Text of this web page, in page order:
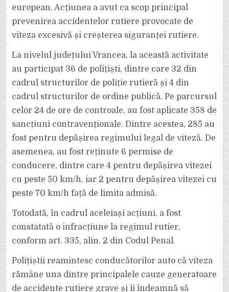
AU
RĂMAS
FĂRĂ
PERMIS.
european. Acțiunea a avut ca scop principal
prevenirea accidentelor rutiere provocate de
viteza excesivă și creșterea siguranței rutiere.
La nivelul județului Vrancea, la această activitate
au participat 36 de polițiști, dintre care 32 din
cadrul structurilor de poliție rutieră și 4 din
cadrul structurilor de ordine publică. Pe parcursul
celor 24 de ore de controale, au fost aplicate 358 de
sancțiuni contravenționale. Dintre acestea, 285 au
fost pentru depășirea regimului legal de viteză. De
asemenea, au fost reținute 6 permise de
conducere, dintre care 4 pentru depășirea vitezei
cu peste 50 km/h, iar 2 pentru depășirea vitezei cu
peste 70 km/h față de limita admisă.
Totodată, în cadrul aceleiași acțiuni, a fost
constatată o infracțiune la regimul rutier,
conform art. 335, alin. 2 din Codul Penal.
Polițiștii reamintesc conducătorilor auto că viteza
rămâne una dintre principalele cauze generatoare
de accidente rutiere grave și îi îndeamnă să